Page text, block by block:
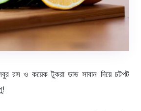
রস ও কয়েক টুকরা ডাভ সাবান দিয়ে চটপট